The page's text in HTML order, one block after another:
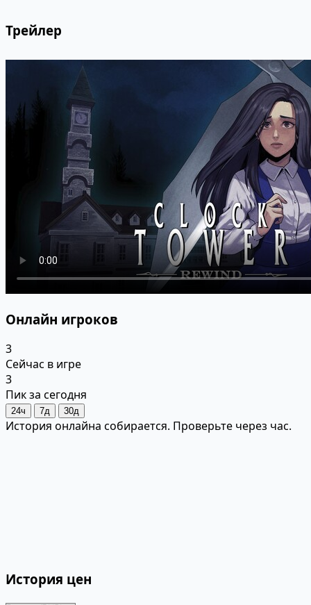
Трейлер
Онлайн игроков
3
Сейчас в игре
3
Пик за сегодня
24ч 7д 30д
История онлайна собирается. Проверьте через час.
История цен